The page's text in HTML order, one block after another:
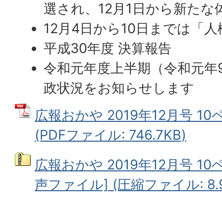
選され、12月1日から新たな
12月4日から10日までは「
平成30年度 決算報告
令和元年度上半期（令和元
政状況をお知らせします
広報おかや 2019年12月号 10
(PDFファイル: 746.7KB)
広報おかや 2019年12月号 10
声ファイル] (圧縮ファイル: